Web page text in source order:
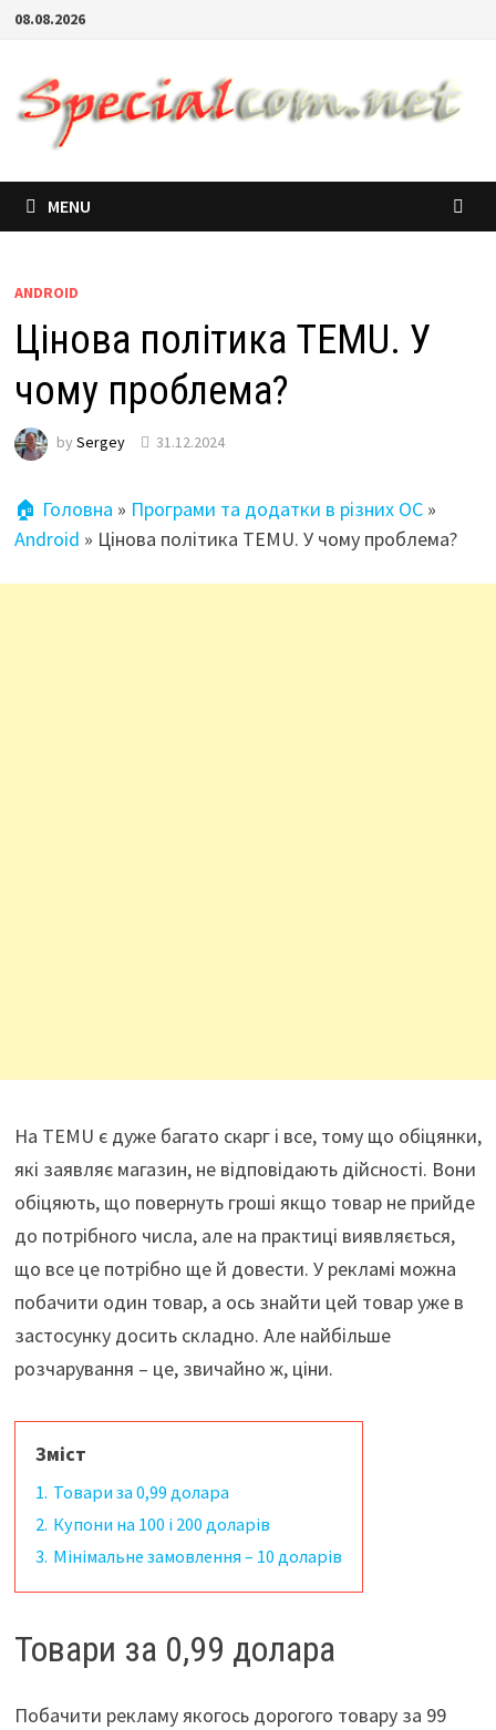
08.08.2026
MENU
ANDROID
Цінова політика TEMU. У
чому проблема?
by Sergey 31.12.2024
🏠 Головна » Програми та додатки в різних ОС»
Android » Цінова політика TEMU. У чому проблема?
На TEMU є дуже багато скарг і все, тому що обіцянки,
які заявляє магазин, не відповідають дійсності. Вони
обіцяють, що повернуть гроші якщо товар не прийде
до потрібного числа, але на практиці виявляється,
що все це потрібно ще й довести. У рекламі можна
побачити один товар, а ось знайти цей товар уже в
застосунку досить складно. Але найбільше
розчарування – це, звичайно ж, ціни.
Зміст
1. Товари за 0,99 долара
2. Купони на 100 і 200 доларів
3. Мінімальне замовлення – 10 доларів
Товари за 0,99 долара
Побачити рекламу якогось дорогого товару за 99